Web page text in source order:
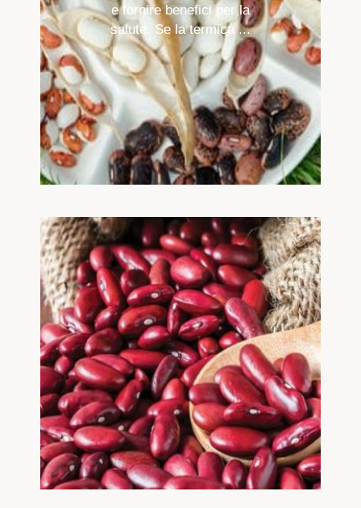
e fornire benefici per la
salute. Se la termica ...